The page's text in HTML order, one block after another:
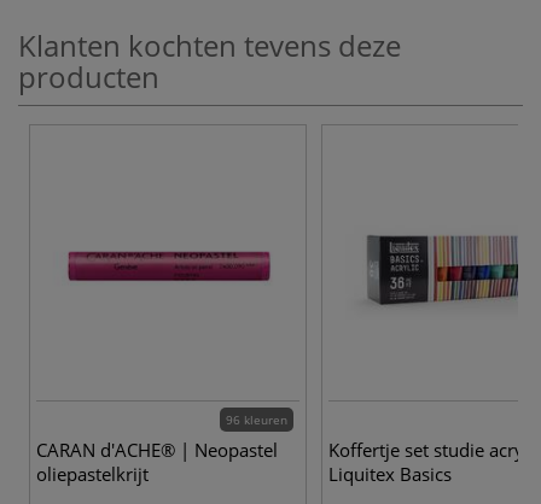
Klanten kochten tevens deze
producten
96 kleuren
CARAN d'ACHE® | Neopastel
oliepastelkrijt
Koffertje set studie
Liquitex Basics